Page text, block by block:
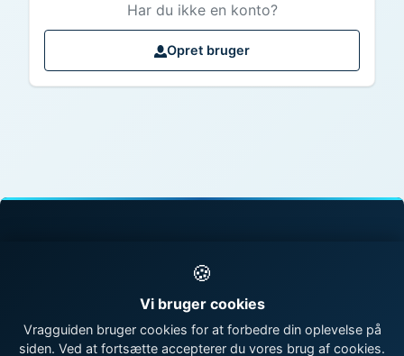
Har du ikke en konto?
Opret bruger
vragdatabase
| Om Vragguiden
🍪
Vi bruger cookies
Vragguiden bruger cookies for at forbedre din oplevelse på
siden. Ved at fortsætte accepterer du vores brug af cookies.